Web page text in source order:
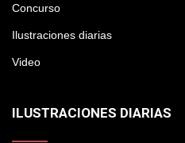
Concurso
Ilustraciones diarias
Video
ILUSTRACIONES DIARIAS